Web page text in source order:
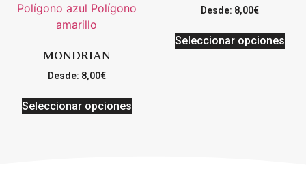
MONDRIAN
Desde: 8,00€
Seleccionar opciones
Desde: 8,00€
Seleccionar opciones